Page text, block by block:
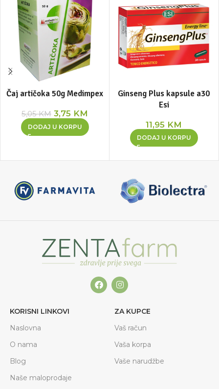
Čaj artičoka 50g Medimpex
5,05KM 3,75 KM
DODAJ U KORPU
Ginseng Plus kapsule a30
Esi
11,95 KM
DODAJ U KORPU
KORISNI LINKOVI
Naslovna
O nama
Blog
Naše maloprodaje
ZA KUPCE
Vaš račun
Vaša korpa
Vaše narudžbe